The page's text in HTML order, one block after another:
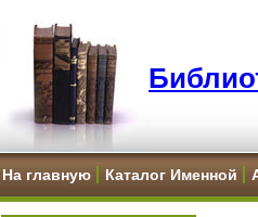
На главную Каталог Именной